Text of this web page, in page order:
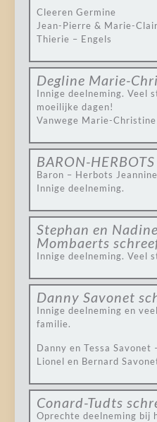
Cleeren Germine
Jean-Pierre & Marie-
Thierie – Engels
Degline Marie-
Innige deelneming. Veel
moeilijke dagen!
Vanwege Marie-
BARON-
Baron – Herbots Jeannine
Innige deelneming.
Stephan en
Mombaerts
Innige deelneming. Veel
Danny Savonet
Innige deelneming en
familie.
Danny en Tessa Savonet
Lionel en Bernard
Conard-Tudts
Oprechte deelneming bij